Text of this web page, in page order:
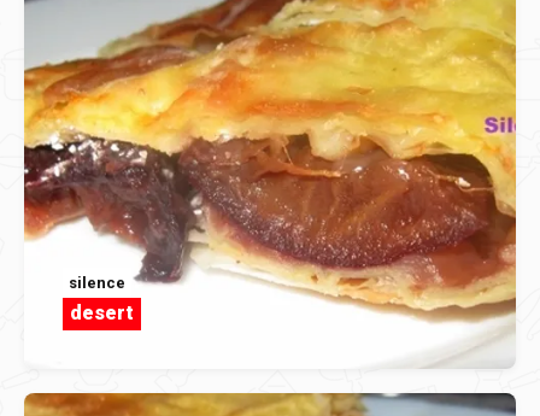
silence
desert